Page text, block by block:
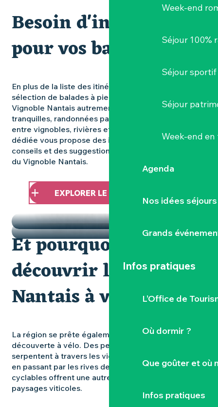
Week-end
Séjour 100%
Séjour sportif
Séjour
Week-end
Agenda
Nos idées séjours
Grands
Infos pratiques
L’Office de
Où dormir ?
Que goûter et où
Infos pratiques
Besoin d'inspiration
pour vos balades ?
En plus de la liste des itinéraires, jetez un œil à notre
sélection de balades à pied pour découvrir le
Vignoble Nantais autrement. Promenades
tranquilles, randonnées panoramiques, escapades
entre vignobles, rivières et patrimoine : notre page
dédiée vous propose des idées d’itinéraires, des
conseils et des suggestions pour marcher au rythme
du Vignoble Nantais.
EXPLORER LE VIGNOBLE À PIED
EXPLOREZ LE VIGNOBLE À PIED
TOUTES LES RANDONNÉES VÉLO
Et pourquoi pas
découvrir le Vignoble
Nantais à vélo ?
La région se prête également à merveille à la
découverte à vélo. Des petites routes qui
serpentent à travers les vignobles aux voies vertes
en passant par les rives de la Loire, les itinéraires
cyclables offrent une autre façon d’explorer les
paysages viticoles.